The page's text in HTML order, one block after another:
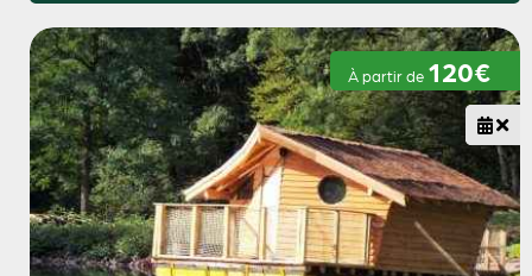
À partir de 120€